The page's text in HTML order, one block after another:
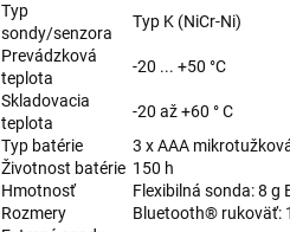
Typ
sondy/senzora
Typ K (NiCr-Ni)
Prevádzková
teplota
-20 ... +50 °C
Skladovacia
teplota
-20 až +60 ° C
Typ batérie
3 x AAA
Životnost batérie 150 h
Hmotnosť
Flexibilná sonda: 8
Rozmery
Bluetooth® rukoväť: